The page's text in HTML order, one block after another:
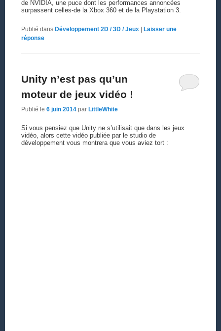
de NVIDIA, une puce dont les performances annoncées
surpassent celles-de la Xbox 360 et de la Playstation 3.
Publié dans Développement 2D / 3D / Jeux | Laisser une
réponse
Unity n’est pas qu’un
moteur de jeux vidéo !
Publié le 6 juin 2014 par LittleWhite
Si vous pensiez que Unity ne s’utilisait que dans les jeux
vidéo, alors cette vidéo publiée par le studio de
développement vous montrera que vous aviez tort :